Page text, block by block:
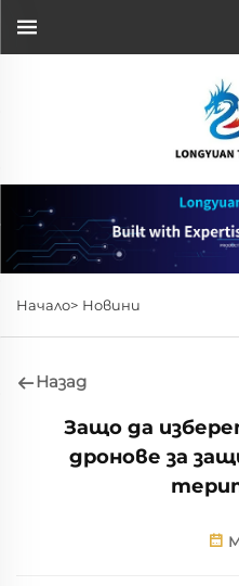
Начало> Новини
Назад
Защо да
дронове за